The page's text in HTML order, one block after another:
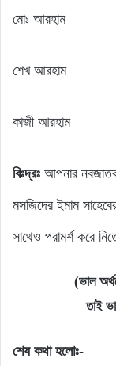
মোঃ আরহাম
শেখ আরহাম
কাজী আরহাম
বিঃদ্রঃ আপনার
মসজিদের ইমাম
সাথেও পরামর্শ করে
(ভাল
তাই
শেষ কথা হলোঃ-